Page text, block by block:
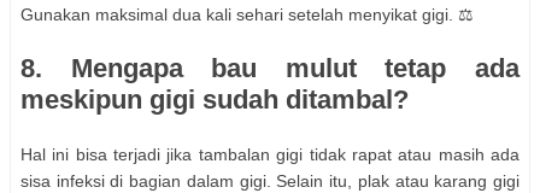
Gunakan maksimal dua kali sehari setelah menyikat gigi. ⚖️
8. Mengapa bau mulut tetap ada
meskipun gigi sudah ditambal?
Hal ini bisa terjadi jika tambalan gigi tidak rapat atau masih ada
sisa infeksi di bagian dalam gigi. Selain itu, plak atau karang gigi